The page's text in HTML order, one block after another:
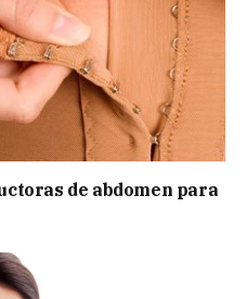
de abdomen para